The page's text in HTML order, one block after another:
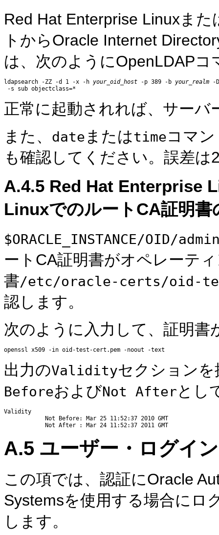
Red Hat Enterprise Linuxま
トからOracle Internet
は、次のようにOpenLDAPコ
ldapsearch -ZZ -d 1 -x -h your_oid_host -p 389 -b your_realm -
正常に起動されれば、サー
また、 date またはtimeコマ
も確認してください。誤差
A.4.5 Red Hat Enterprise
LinuxでのルートCA証明書
$ORACLE_INSTANCE/
ートCA証明書がオペレーテ
書/etc/oracle-certs/oid-
認します。
次のように入力して、証明
出力のValidityセクション
BeforeおよびNot Afterとし
Validity
            Not Before: Mar 25 11:52:37 2010 GMT
A.5 ユーザー・ログイ
この項では、認証にOracle
Systemsを使用する場合にロ
します。